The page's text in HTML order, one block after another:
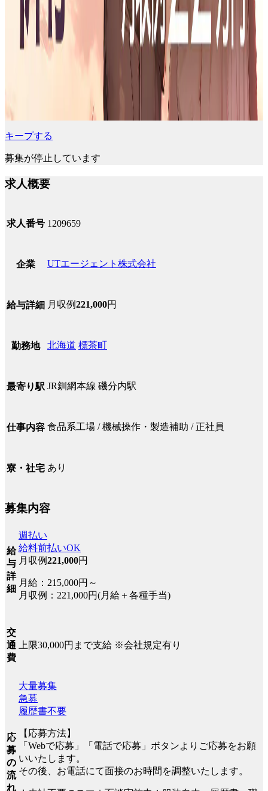
キープする
募集が停止しています
求人概要
求人番号 1209659
企業 UTエージェント株式会社
給与詳細 月収例221,000円
勤務地 北海道 標茶町
最寄り駅 JR釧網本線 磯分内駅
仕事内容 食品系工場 / 機械操作・製造補助 / 正社員
寮・社宅 あり
募集内容
給
与
詳
細
週払い
給料前払いOK
月収例221,000円
月給：215,000円～
月収例：221,000円(月給＋各種手当)
交
通
費
上限30,000円まで支給 ※会社規定有り
応
募
の
流
れ
大量募集
急募
履歴書不要
【応募方法】
「Webで応募」「電話で応募」ボタンよりご応募をお願
いいたします。
その後、お電話にて面接のお時間を調整いたします。